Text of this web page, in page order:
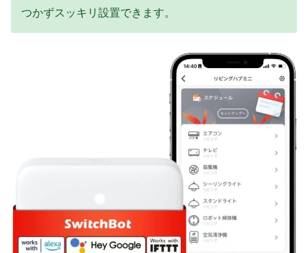
つかずスッキリ設置できます。